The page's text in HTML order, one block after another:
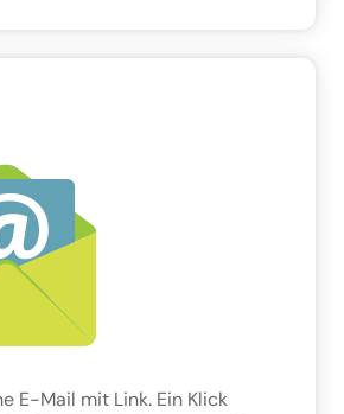
E-Mail mit Link. Ein Klick